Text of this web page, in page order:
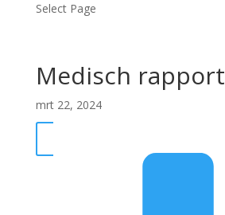
Select Page
Medisch rapport
mrt 22, 2024